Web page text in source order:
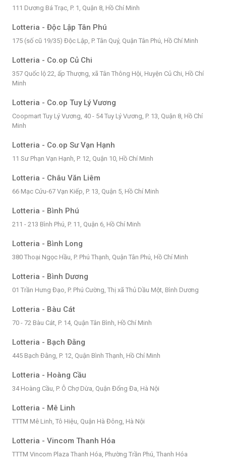
111 Dương Bá Trạc, P. 1, Quận 8, Hồ Chí Minh
Lotteria - Độc Lập Tân Phú
175 (số cũ 19/35) Độc Lập, P. Tân Quý, Quận Tân Phú, Hồ Chí Minh
Lotteria - Co.op Củ Chi
357 Quốc lộ 22, ấp Thượng, xã Tân Thông Hội, Huyện Củ Chi, Hồ Chí
Minh
Lotteria - Co.op Tuy Lý Vương
Coopmart Tuy Lý Vương, 40 - 54 Tuy Lý Vương, P. 13, Quận 8, Hồ Chí
Minh
Lotteria - Co.op Sư Vạn Hạnh
11 Sư Phạn Vạn Hạnh, P. 12, Quận 10, Hồ Chí Minh
Lotteria - Châu Văn Liêm
66 Mạc Cửu-67 Vạn Kiếp, P. 13, Quận 5, Hồ Chí Minh
Lotteria - Bình Phú
211 - 213 Bình Phú, P. 11, Quận 6, Hồ Chí Minh
Lotteria - Bình Long
380 Thoại Ngọc Hầu, P. Phú Thạnh, Quận Tân Phú, Hồ Chí Minh
Lotteria - Bình Dương
01 Trần Hưng Đạo, P. Phú Cường, Thị xã Thủ Dầu Một, Bình Dương
Lotteria - Bàu Cát
70 - 72 Bàu Cát, P. 14, Quận Tân Bình, Hồ Chí Minh
Lotteria - Bạch Đằng
445 Bạch Đằng, P. 12, Quận Bình Thạnh, Hồ Chí Minh
Lotteria - Hoàng Cầu
34 Hoàng Cầu, P. Ô Chợ Dừa, Quận Đống Đa, Hà Nội
Lotteria - Mê Linh
TTTM Mê Linh, Tô Hiệu, Quận Hà Đông, Hà Nội
Lotteria - Vincom Thanh Hóa
TTTM Vincom Plaza Thanh Hóa, Phường Trần Phú, Thanh Hóa